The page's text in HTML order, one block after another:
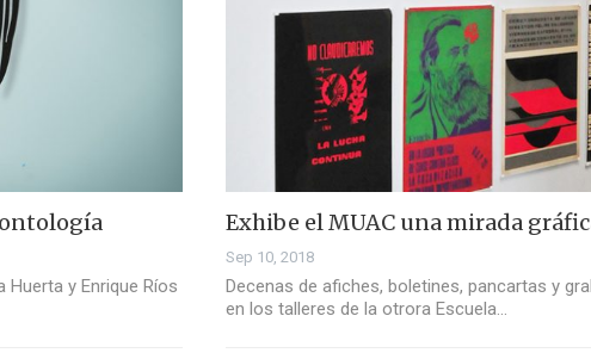
Huerta y Enrique Ríos
Exhibe el MUAC una mirada
Sep 10, 2018
Decenas de afiches, boletines, pancartas y
en los talleres de la otrora Escuela…